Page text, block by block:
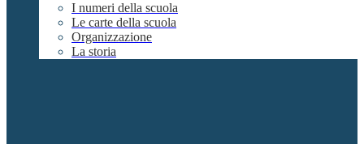
I numeri della scuola
Le carte della scuola
Organizzazione
La storia